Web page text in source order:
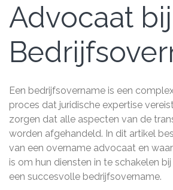
Advocaat bij
Een bedrijfsovername is een
proces dat juridische expertise
zorgen dat alle aspecten van de
worden afgehandeld. In dit artikel
van een overname advocaat en
is om hun diensten in te schakelen
een succesvolle bedrijfsovername.